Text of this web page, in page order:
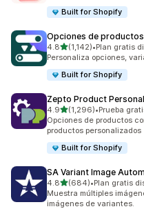
Built for Shopify
Opciones de
4.8de 5 estrellas
(1,142)
1142 reseñas en total
•Plan gratis
Personaliza opciones,
Built for Shopify
Zepto Product
4.9de 5 estrellas
(1,296)
1296 reseñas en total
•Prueba
Opciones de productos
productos personalizados
Built for Shopify
SA Variant Image
4.8de 5 estrellas
(684)
684 reseñas en total
•Plan gratis
Muestra múltiples
imágenes de variantes.